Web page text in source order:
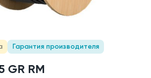
Гарантия производителя
GR RM